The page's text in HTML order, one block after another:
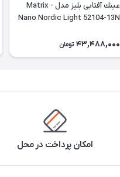
عينك آفتابی بليز مدل Matrix -
Nano Nordic Light 52104-13N
43,488,000 تومان
امکان پرداخت در محل